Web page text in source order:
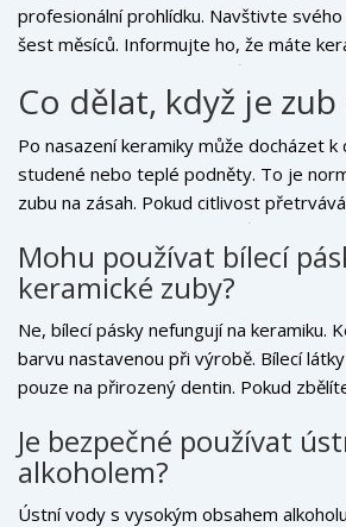
profesionální prohlídku. Navštivte
šest měsíců. Informujte ho, že máte
Běžné skalpelové čištění může keramiku
Hygienista by měl použítplastové nebo
Ultrazvuková špička by
gumovým návlekem, aby nedošlo k
s keramikou. Pravidelné kontroly zajistí,
mikroskopické trhliny nebo uvolnění
nepozorované, dokud není pozdě.
Co dělat, když je zub
Po nasazení keramiky může docházet k
studené nebo teplé podněty. To je
zubu na zásah. Pokud citlivost
kontaktujte svého lékaře. Může jít o
problém s přetavením. Domácí řešení
s fluorem pro posílení přirozených zubů
citlivý zub agresivně, tím situaci
Mohu používat bílecí
keramické zuby?
Ne, bílecí pásky nefungují na keramiku.
barvu nastavenou při výrobě. Bílecí
pouze na přirozený dentin. Pokud
Bílení proveďte až před nasazením
s tím, že barvu nelze změnit.
Je bezpečné používat
alkoholem?
Ústní vody s vysokým obsahem